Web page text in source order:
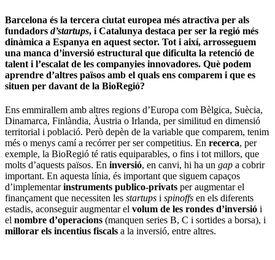
Barcelona és la tercera ciutat europea més atractiva per als
fundadors d’startups, i Catalunya destaca per ser la regió més
dinàmica a Espanya en aquest sector. Tot i així, arrosseguem
una manca d’inversió estructural que dificulta la retenció de
talent i l’escalat de les companyies innovadores. Què podem
aprendre d’altres països amb el quals ens comparem i que es
situen per davant de la BioRegió?
Ens emmirallem amb altres regions d’Europa com Bèlgica, Suècia,
Dinamarca, Finlàndia, Àustria o Irlanda, per similitud en dimensió
territorial i població. Però depèn de la variable que comparem, tenim
més o menys camí a recórrer per ser competitius. En recerca, per
exemple, la BioRegió té ratis equiparables, o fins i tot millors, que
molts d’aquests països. En inversió, en canvi, hi ha un gap a cobrir
important. En aquesta línia, és important que siguem capaços
d’implementarinstruments publico-privats per augmentar el
finançament que necessiten les startups i spinoffs en els diferents
estadis, aconseguir augmentar el volum de les rondes d’inversió i
el nombre d’operacions (manquen series B, C i sortides a borsa), i
millorar els incentius fiscals a la inversió, entre altres.